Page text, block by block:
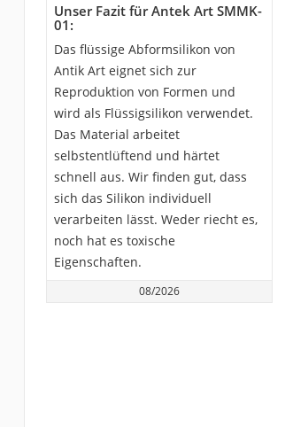
Unser Fazit für Antek Art SMMK-
01:
Das flüssige Abformsilikon von
Antik Art eignet sich zur
Reproduktion von Formen und
wird als Flüssigsilikon verwendet.
Das Material arbeitet
selbstentlüftend und härtet
schnell aus. Wir finden gut, dass
sich das Silikon individuell
verarbeiten lässt. Weder riecht es,
noch hat es toxische
Eigenschaften.
08/2026